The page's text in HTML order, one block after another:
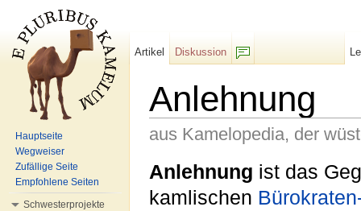
Anlehnung
aus Kamelopedia, der
Anlehnung ist das
kamlischen
Artikel
Diskussion
Hauptseite
Wegweiser
Zufällige Seite
Empfohlene Seiten
Schwesterprojekte